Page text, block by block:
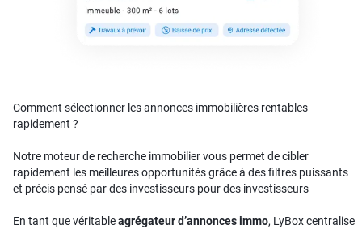
Comment sélectionner les annonces immobilières rentables
rapidement ?
Notre moteur de recherche immobilier vous permet de cibler
rapidement les meilleures opportunités grâce à des filtres puissants
et précis pensé par des investisseurs pour des investisseurs
En tant que véritableagrégateur d’annonces immo, LyBox centralise